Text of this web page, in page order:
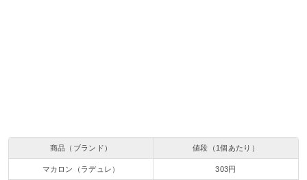
商品（ブランド） 値段（1個あたり）
マカロン（ラデュレ） 303円